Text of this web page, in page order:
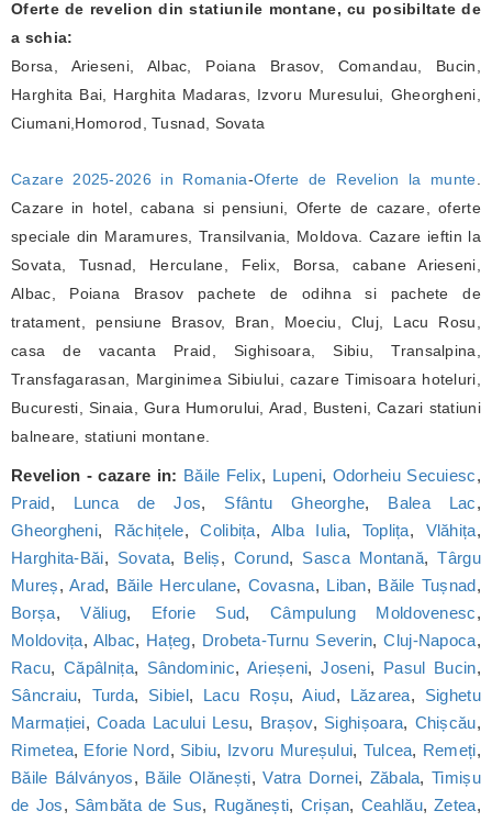
Oferte de revelion din statiunile montane, cu posibiltate de
a schia:
Borsa, Arieseni, Albac, Poiana Brasov, Comandau, Bucin,
Harghita Bai, Harghita Madaras, Izvoru Muresului, Gheorgheni,
Ciumani,Homorod, Tusnad, Sovata
Cazare 2025-2026 in Romania-Oferte de Revelion la munte
Cazare in hotel, cabana si pensiuni, Oferte de cazare, oferte
speciale din Maramures, Transilvania, Moldova. Cazare ieftin la
Sovata, Tusnad, Herculane, Felix, Borsa, cabane Arieseni,
Albac, Poiana Brasov pachete de odihna si pachete de
tratament, pensiune Brasov, Bran, Moeciu, Cluj, Lacu Rosu,
casa de vacanta Praid, Sighisoara, Sibiu, Transalpina,
Transfagarasan, Marginimea Sibiului, cazare Timisoara hoteluri,
Bucuresti, Sinaia, Gura Humorului, Arad, Busteni, Cazari statiuni
balneare, statiuni montane.
Revelion - cazare in: Băile Felix, Lupeni, Odorheiu Secuiesc,
Praid, Lunca de Jos, Sfântu Gheorghe, Balea Lac,
Gheorgheni, Răchițele,Colibița, Alba Iulia, Toplița, Vlăhița,
Harghita-Băi, Sovata, Beliș,Corund, Sasca Montană,Târgu
Mureș, Arad, Băile Herculane, Covasna, Liban, Băile Tușnad,
Borșa,Văliug, Eforie Sud,Câmpulung Moldovenesc,
Moldovița, Albac, Hațeg, Drobeta-Turnu Severin,Cluj-Napoca,
Racu,Căpâlnița, Sândominic, Arieșeni,Joseni, Pasul Bucin,
Sâncraiu, Turda, Sibiel, Lacu Roșu,Aiud, Lăzarea, Sighetu
Marmației,Coada Lacului Lesu, Brașov, Sighișoara, Chișcău,
Rimetea, Eforie Nord, Sibiu, Izvoru Mureșului, Tulcea, Remeți,
Băile Bálványos, Băile Olănești,Vatra Dornei, Zăbala,Timișu
de Jos, Sâmbăta de Sus, Rugănești, Crișan, Ceahlău,Zetea,